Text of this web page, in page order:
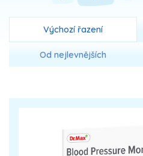
Výchozí řazení
Od nejlevnějších